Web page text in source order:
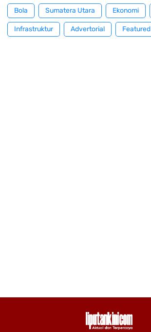
Bola Sumatera Utara Ekonomi
Infrastruktur Advertorial Featured